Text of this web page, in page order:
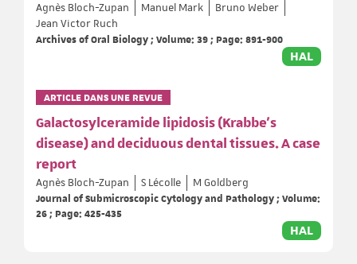
Agnès Bloch-Zupan Manuel Mark
Bruno Weber
Jean Victor Ruch
Archives of Oral Biology ; Volume: 39 ; Page: 891-900
HAL
ARTICLE DANS UNE REVUE
Galactosylceramide lipidosis (Krabbe's
disease) and deciduous dental tissues. A case
report
Agnès Bloch-Zupan S Lécolle
M Goldberg
Journal of Submicroscopic Cytology and Pathology ; Volume:
26 ; Page: 425-435
HAL